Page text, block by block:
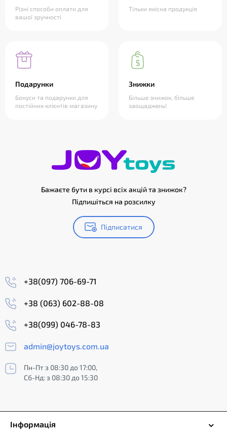
Різні способи оплати для
вашої зручності
Тільки якісна продукція
Подарунки
Бонуси та подарунки для
постійних клієнтів магазину
Знижки
Більше знижок, більше
заощаджень!
Бажаєте бути в курсі всіх акцій та знижок?
Підпишіться на розсилку
Підписатися
+38(097) 706-69-71
+38 (063) 602-88-08
+38(099) 046-78-83
admin@joytoys.com.ua
Пн-Пт з 08:30 до 17:00,
Сб-Нд: з 08:30 до 15:30
Інформація